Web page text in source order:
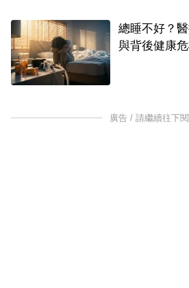
總睡不好？
與背後健康
廣告 / 請繼續往下